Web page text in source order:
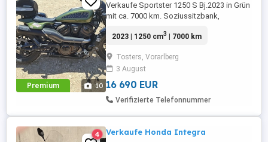
Premium 10
Verkaufe Sportster 1250 S Bj.2023 in Grün
mit ca. 7000 km. Soziussitzbank,
Auspuff (Dr. Jekill Mr. Hyde)
Serviceheft, kleines Windschild,
Ladegerät, Super Zustand, Tüv 6 28
2023 | 1250 cm3 | 7000 km
Tosters, Vorarlberg
3 August
16 690 EUR
Verifizierte Telefonnummer
4 Verkaufe Honda Integra